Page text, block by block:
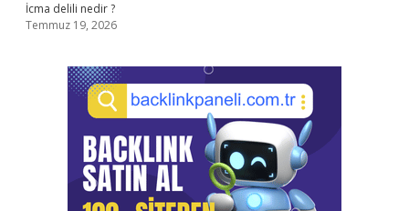
İcma delili nedir ?
Temmuz 19, 2026